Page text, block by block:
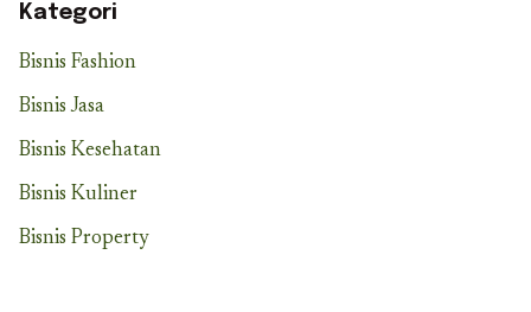
Kategori
Bisnis Fashion
Bisnis Jasa
Bisnis Kesehatan
Bisnis Kuliner
Bisnis Property